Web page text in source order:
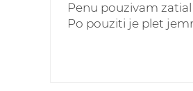
Penu pouzivam
Po pouziti je plet